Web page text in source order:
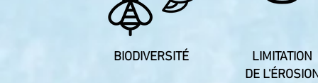
BIODIVERSITÉ
LIMITATION
DE